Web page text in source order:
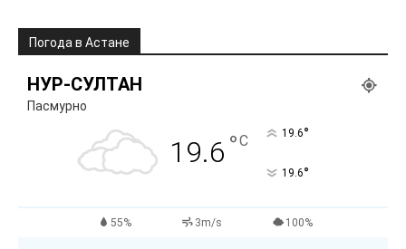
Погода в Астане
НУР-СУЛТАН
Пасмурно
19.6 °C 19.6°
19.6°
55% 3m/s 100%